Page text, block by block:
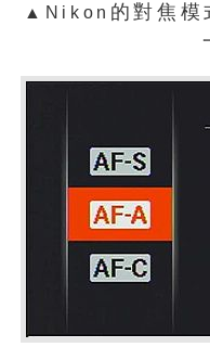
▲Nikon 的對焦模